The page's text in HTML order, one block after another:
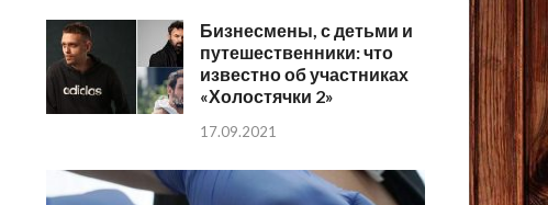
Бизнесмены, с детьми и
путешественники: что
известно об участниках
«Холостячки 2»
17.09.2021